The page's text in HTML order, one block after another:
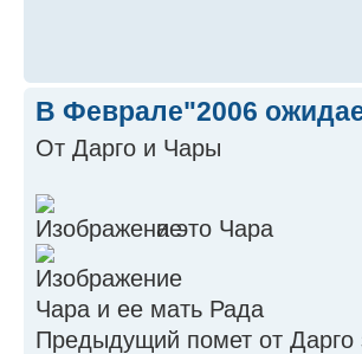
В Феврале"2006
От Дарго и Чары
а это Чара
Чара и ее мать Рада
Предыдущий помет от Дарго